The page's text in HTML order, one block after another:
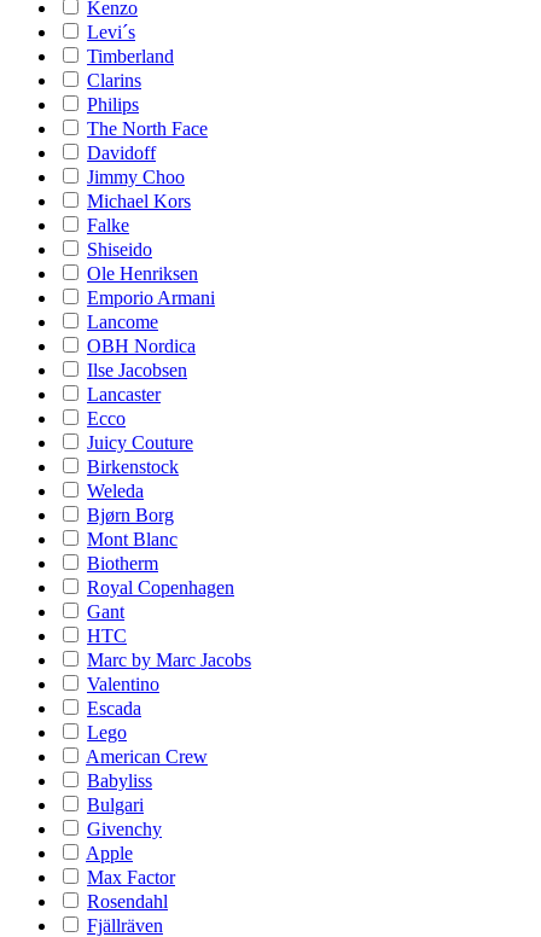
Kenzo
Levi´s
Timberland
Clarins
Philips
The North Face
Davidoff
Jimmy Choo
Michael Kors
Falke
Shiseido
Ole Henriksen
Emporio Armani
Lancome
OBH Nordica
Ilse Jacobsen
Lancaster
Ecco
Juicy Couture
Birkenstock
Weleda
Bjørn Borg
Mont Blanc
Biotherm
Royal Copenhagen
Gant
HTC
Marc by Marc Jacobs
Valentino
Escada
Lego
American Crew
Babyliss
Bulgari
Givenchy
Apple
Max Factor
Rosendahl
Fjällräven